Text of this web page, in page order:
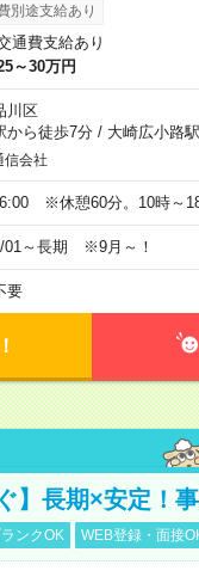
別途支給あり
通費支給あり
～30万円
川区
から徒歩7分/ 大崎広小路
信会社
※休憩60分。10時～18
01～長期 ※9月～！
要
】長期×安定！
ンクOK WEB登録・面接